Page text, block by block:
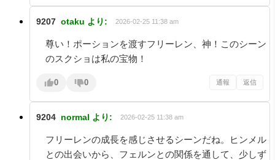
9207 otaku より: 2026-02-25 11:38 am
尊い！ポーションを渡すフリーレン、神！このシーン
のスクショは私の宝物！
0 0 通報 返信
9204 normal より: 2026-02-25 11:38 am
フリーレンの成長を感じさせるシーンだね。ヒンメル
との出会いから、フェルンとの関係を通して、少しず